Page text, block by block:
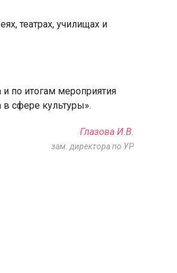
театрах, училищах и
по итогам мероприятия
в сфере культуры».
Глазова И.В.
зам. директора по УР